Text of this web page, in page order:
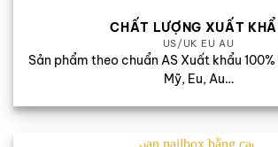
CHẤT LƯỢNG XUẤT
US/UK EU AU
Sản phẩm theo chuẩn AS Xuất khẩu
Mỹ, Eu, Au…